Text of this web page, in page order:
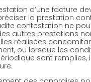
d’une facture
la prestation
contestation ne
autres prestations
réalisées
ou lorsque les
sont remplies,